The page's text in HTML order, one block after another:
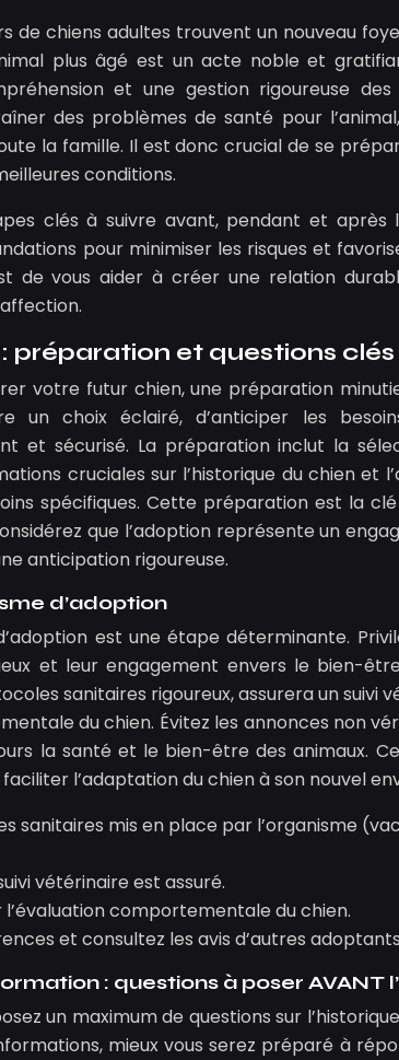
de chiens adultes trouvent un nouveau
plus âgé est un acte noble et
et une gestion rigoureuse
des problèmes de santé pour
la famille. Il est donc crucial de se
conditions.
clés à suivre avant, pendant et après
pour minimiser les risques et
de vous aider à créer une relation
préparation et questions clés
votre futur chien, une préparation
un choix éclairé, d’anticiper les
et sécurisé. La préparation inclut la
cruciales sur l’historique du chien et
spécifiques. Cette préparation est la clé
que l’adoption représente un
anticipation rigoureuse.
d’adoption
est une étape déterminante.
et leur engagement envers le bien-
sanitaires rigoureux, assurera un suivi
du chien. Évitez les annonces non
la santé et le bien-être des animaux.
faciliter l’adaptation du chien à son nouvel
sanitaires mis en place par l’organisme
vétérinaire est assuré.
l’évaluation comportementale du chien.
et consultez les avis d’autres
: questions à poser AVANT
un maximum de questions sur
mieux vous serez préparé à